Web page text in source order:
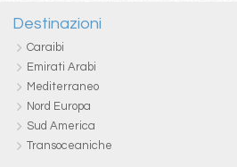
Destinazioni
Caraibi
Emirati Arabi
Mediterraneo
Nord Europa
Sud America
Transoceaniche